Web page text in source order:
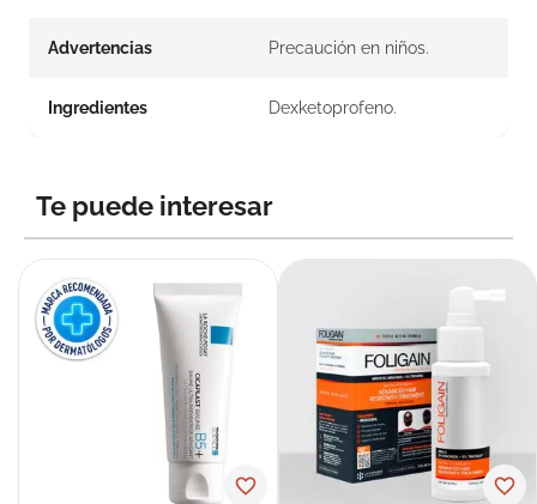
Advertencias Precaución en niños.
Ingredientes Dexketoprofeno.
Te puede interesar